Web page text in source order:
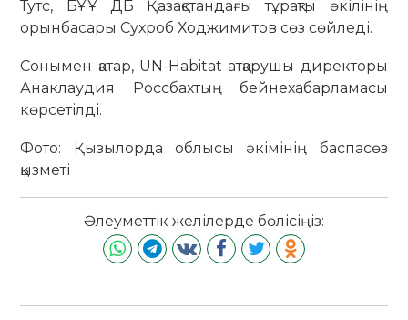
Тутс, БҰҰ ДБ Қазақстандағы тұрақты өкілінің
орынбасары Сухроб Ходжимитов сөз сөйледі.
Сонымен қатар, UN-Habitat атқарушы директоры
Анаклаудия Россбахтың бейнехабарламасы
көрсетілді.
Фото: Қызылорда облысы әкімінің баспасөз
қызметі
Әлеуметтік желілерде бөлісіңіз: